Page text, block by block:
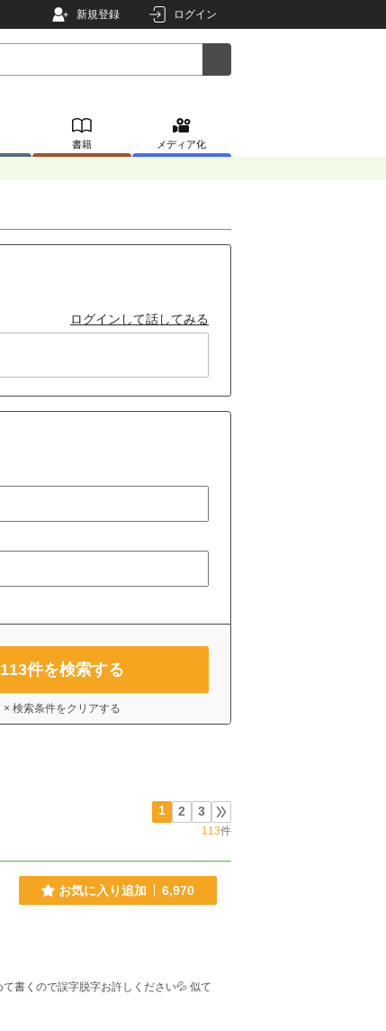
新規登録 ログイン
書籍 メディア化
ログインして話してみる
113件を検索する
× 検索条件をクリアする
1 2 3
113件
お気に入り追加 6,970